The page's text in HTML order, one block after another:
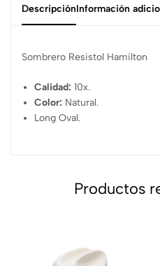
DescripciónInformación
Sombrero Resistol Hamilton
Calidad: 10x.
Color: Natural.
Long Oval.
Productos